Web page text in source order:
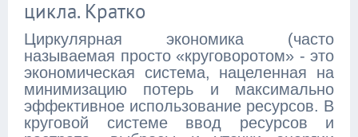
цикла. Кратко
Циркулярная экономика (часто
называемая просто «круговоротом» - это
экономическая система, нацеленная на
минимизацию потерь и максимально
эффективное использование ресурсов. В
круговой системе ввод ресурсов и